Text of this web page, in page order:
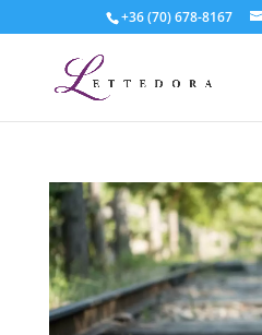
+36 (70) 678-8167